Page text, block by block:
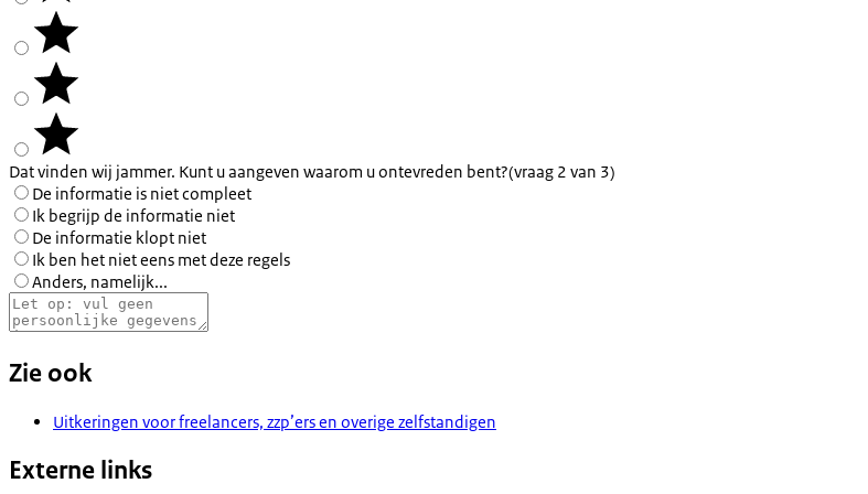
Dat vinden wij jammer. Kunt u aangeven waarom u ontevreden bent?(vraag 2 van 3)
De informatie is niet compleet
Ik begrijp de informatie niet
De informatie klopt niet
Ik ben het niet eens met deze regels
Anders, namelijk...
Zie ook
Uitkeringen voor freelancers, zzp’ers en overige zelfstandigen
Externe links